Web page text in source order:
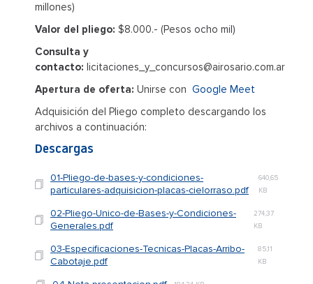
millones)
Valor del pliego: $8.000.- (Pesos ocho mil)
Consulta y
contacto: licitaciones_y_concursos@airosario.com.ar
Apertura de oferta: Unirse con Google Meet
Adquisición del Pliego completo descargando los
archivos a continuación:
Descargas
01-Pliego-de-bases-y-condiciones-
particulares-adquisicion-placas-cielorraso.pdf
640,65
KB
02-Pliego-Unico-de-Bases-y-Condiciones-
Generales.pdf
274,37
KB
03-Especificaciones-Tecnicas-Placas-Arribo-
Cabotaje.pdf
85,11
KB